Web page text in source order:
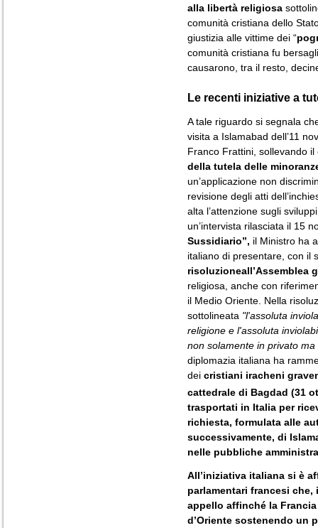
alla libertà religiosa
comunità cristiana dello
giustizia alle vittime dei “
comunità cristiana fu
causarono, tra il resto,
Le recenti iniziative a
A tale riguardo si segnala
visita a Islamabad dell’11
Franco Frattini, sollevando
della tutela delle
un’applicazione non
revisione degli atti
alta l’attenzione sugli
un’intervista rilasciata il 15
Sussidiario”, il Ministro ha
italiano di presentare, con il
risoluzioneall’Assemblea
religiosa, anche con
il Medio Oriente. Nella
sottolineata "l'assoluta
religione e l'assoluta
non solamente in privato
diplomazia italiana ha
dei cristiani iracheni
cattedrale di Bagdad (31
trasportati in Italia per
richiesta, formulata alle
successivamente, di
nelle pubbliche
All’iniziativa italiana si è
parlamentari francesi che,
appello affinché la
d’Oriente sostenendo un